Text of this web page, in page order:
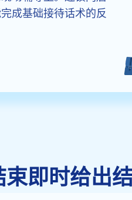
成基础接待话术的反
即时给出